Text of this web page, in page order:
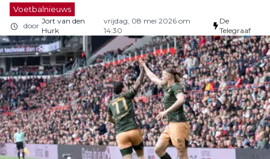
Voetbalnieuws
door
Jort van den
Hurk
vrijdag, 08 mei 2026 om
14:30
De
Telegraaf